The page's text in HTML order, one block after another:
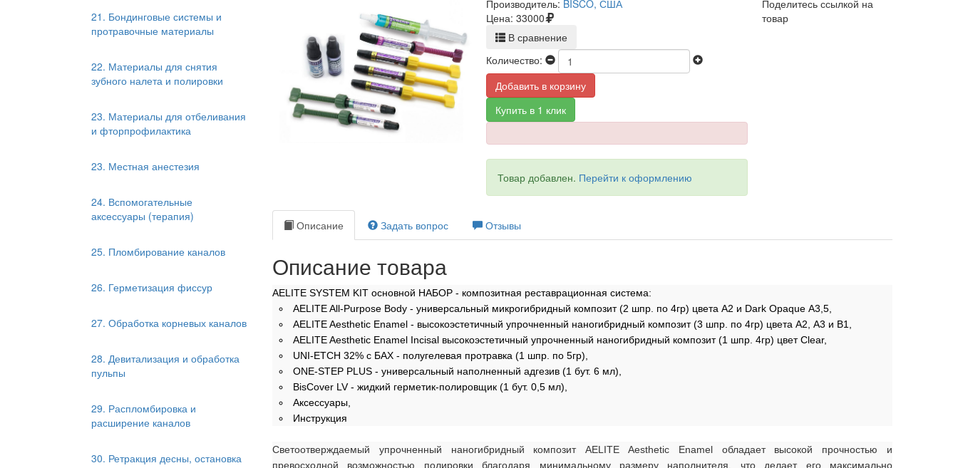
21. Бондинговые системы и
протравочные материалы
22. Материалы для снятия
зубного налета и полировки
23. Материалы для отбеливания
и фторпрофилактика
23. Местная анестезия
24. Вспомогательные
аксессуары (терапия)
25. Пломбирование каналов
26. Герметизация фиссур
27. Обработка корневых каналов
28. Девитализация и обработка
пульпы
29. Распломбировка и
расширение каналов
30. Ретракция десны, остановка
Производитель: BISCO, США
Цена: 33000
В сравнение
Количество:
Добавить в корзину
Купить в 1 клик
Товар добавлен. Перейти к оформлению
Поделитесь ссылкой на
товар
Описание Задать вопрос Отзывы
Описание товара
AELITE SYSTEM KIT основной НАБОР - композитная реставрационная система:
AELITE All-Purpose Body - универсальный микрогибридный композит (2 шпр. по 4гр) цвета А2 и Dark Opaque А3,5,
AELITE Aesthetic Enamel - высокоэстетичный упрочненный наногибридный композит (3 шпр. по 4гр) цвета А2, А3 и В1,
AELITE Aesthetic Enamel Incisal высокоэстетичный упрочненный наногибридный композит (1 шпр. 4гр) цвет Clear,
UNI-ETCH 32% с БАХ - полугелевая протравка (1 шпр. по 5гр),
ONE-STEP PLUS - универсальный наполненный адгезив (1 бут. 6 мл),
BisСover LV - жидкий герметик-полировщик (1 бут. 0,5 мл),
Аксессуары,
Инструкция
Светоотверждаемый упрочненный наногибридный композит AELITE Aesthetic Enamel обладает высокой прочностью и
превосходной возможностью полировки благодаря минимальному размеру наполнителя, что делает его максимально